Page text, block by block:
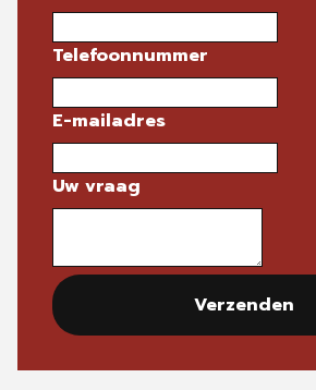
Telefoonnummer
E-mailadres
Uw vraag
Verzenden